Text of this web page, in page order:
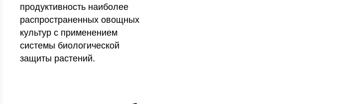
продуктивность наиболее
распространенных овощных
культур с применением
системы биологической
защиты растений.